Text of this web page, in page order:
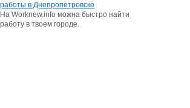
работы в Днепропетровске
На Worknew.info можна быстро найти
работу в твоем городе.